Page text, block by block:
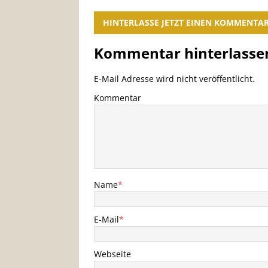
HINTERLASSE JETZT EINEN
Kommentar
E-Mail Adresse wird nicht veröffentlicht.
Kommentar
Name*
E-Mail*
Webseite